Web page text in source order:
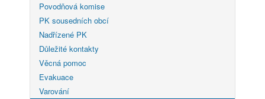
Povodňová komise
PK sousedních obcí
Nadřízené PK
Důležité kontakty
Věcná pomoc
Evakuace
Varování